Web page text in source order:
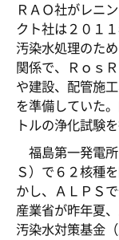
ＲＡＯ社がレニ
クト社は２０１
汚染水処理のた
関係で、Ｒｏｓ
や建設、配管施
を準備していた
トルの浄化試験
福島第一発電所
Ｓ）で６２核種
かし、ＡＬＰＳ
産業省が昨年夏
汚染水対策基金